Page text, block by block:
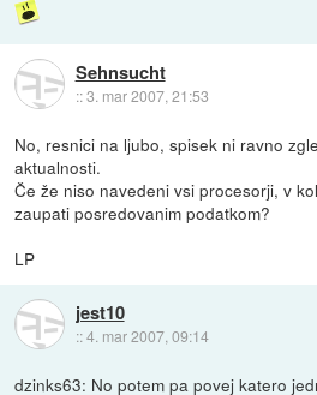
Sehnsucht
::3. mar 2007, 21:53
No, resnici na ljubo, spisek ni ravno
aktualnosti.
Če že niso navedeni vsi procesorji, v
zaupati posredovanim podatkom?
LP
jest10
::4. mar 2007, 09:14
dzinks63: No potem pa povej katero